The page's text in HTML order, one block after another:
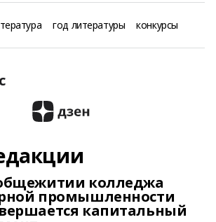
год литературы конкурсы
колледжа
промышленности
капитальный